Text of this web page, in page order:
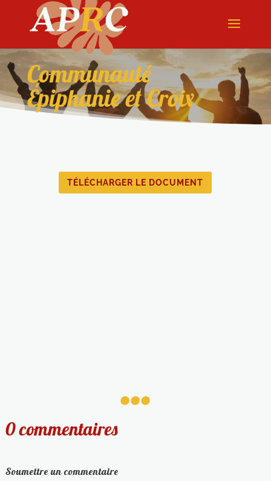
Communauté
Épiphanie et Croix
TÉLÉCHARGER LE DOCUMENT
...
0 commentaires
Soumettre un commentaire